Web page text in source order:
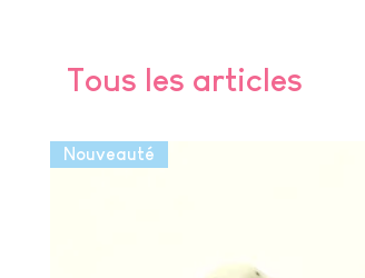
Tous les articles
Nouveauté